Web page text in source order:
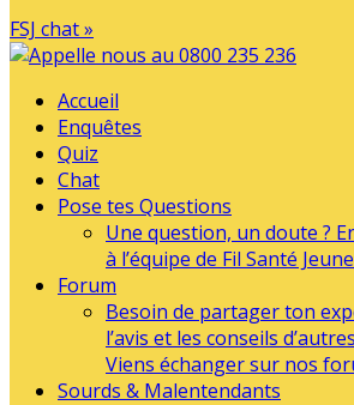
FSJ chat »
Accueil
Enquêtes
Quiz
Chat
Pose tes Questions
Une question, un doute ?
à l’équipe de Fil Santé
Forum
Besoin de partager ton
l’avis et les conseils
Viens échanger sur nos
Sourds & Malentendants